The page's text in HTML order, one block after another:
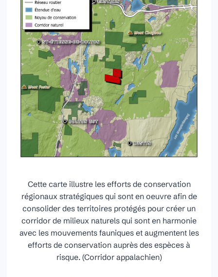
Cette carte illustre les efforts de conservation
régionaux stratégiques qui sont en oeuvre afin de
consolider des territoires protégés pour créer un
corridor de milieux naturels qui sont en harmonie
avec les mouvements fauniques et augmentent les
efforts de conservation auprès des espèces à
risque. (Corridor appalachien)